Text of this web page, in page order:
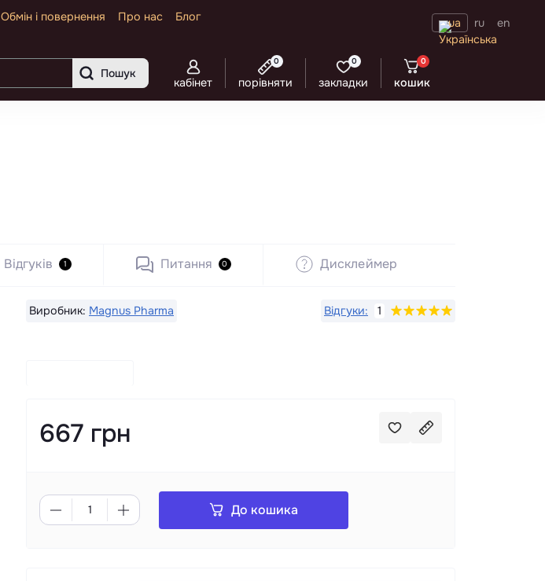
Обмін і повернення Про нас Блог ua ru en
Пошук
кабінет порівняти
0
закладки
0
кошик
0
Відгуків 1 Питання 0 Дисклеймер
Виробник: Magnus Pharma Відгуки: 1
667 грн
До кошика